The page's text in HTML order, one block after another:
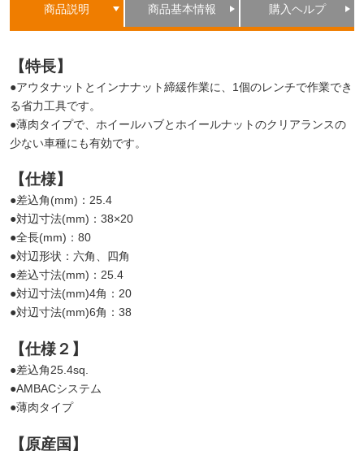
商品説明 商品基本情報 購入ヘルプ
【特長】
●アウタナットとインナナット締緩作業に、1個のレンチで作業でき
る省力工具です。
●薄肉タイプで、ホイールハブとホイールナットのクリアランスの
少ない車種にも有効です。
【仕様】
●差込角(mm)：25.4
●対辺寸法(mm)：38×20
●全長(mm)：80
●対辺形状：六角、四角
●差込寸法(mm)：25.4
●対辺寸法(mm)4角：20
●対辺寸法(mm)6角：38
【仕様２】
●差込角25.4sq.
●AMBACシステム
●薄肉タイプ
【原産国】